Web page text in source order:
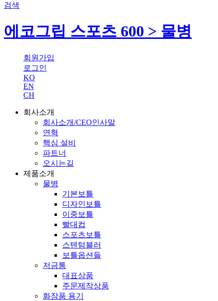
검색
에코그립 스포츠 600 > 물병
회원가입
로그인
KO
EN
CH
회사소개
회사소개/CEO인사말
연혁
핵심 설비
파트너
오시는길
제품소개
물병
기본보틀
디자인보틀
이중보틀
빨대컵
스포츠보틀
스텐텀블러
보틀옵션들
저금통
대표상품
주문제작상품
화장품 용기